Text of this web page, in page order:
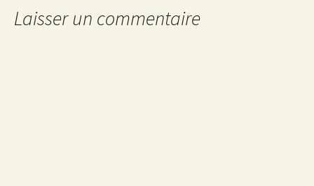
Laisser un commentaire